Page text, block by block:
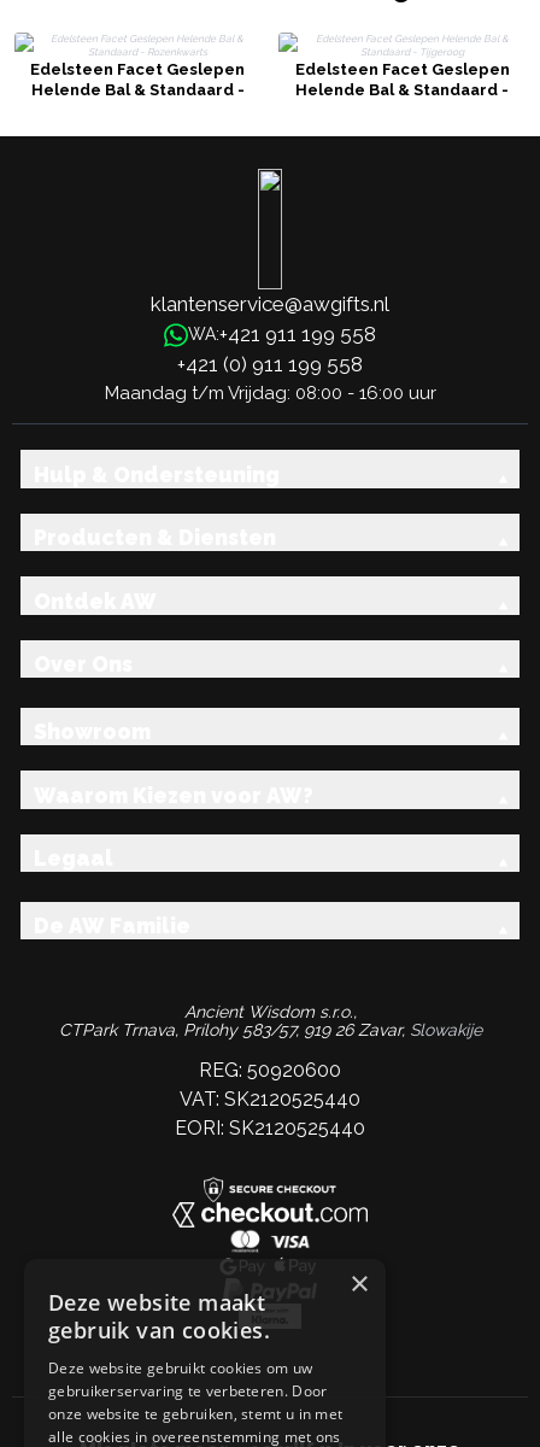
Edelsteen Facet Geslepen
Helende Bal & Standaard -
Edelsteen Facet Geslepen
Helende Bal & Standaard -
klantenservice@awgifts.nl
WA:+421 911 199 558
+421 (0) 911 199 558
Maandag t/m Vrijdag: 08:00 - 16:00 uur
Ancient Wisdom s.r.o.,
CTPark Trnava, Prílohy 583/57, 919 26 Zavar, Slowakije
REG: 50920600
VAT: SK2120525440
EORI: SK2120525440
×
Deze website maakt
gebruik van cookies.
Deze website gebruikt cookies om uw
gebruikerservaring te verbeteren. Door
onze website te gebruiken, stemt u in met
alle cookies in overeenstemming met ons